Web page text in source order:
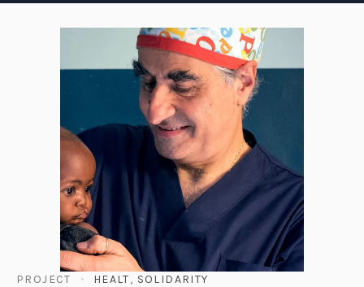
PROJECT HEALT, SOLIDARITY